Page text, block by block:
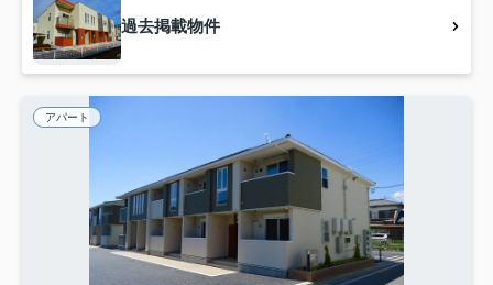
過去掲載物件
アパート